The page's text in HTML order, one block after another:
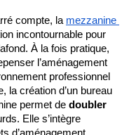
compte, la mezzanine
incontournable pour
À la fois pratique,
l’aménagement
professionnel
la création d’un bureau
permet de doubler
Elle s’intègre